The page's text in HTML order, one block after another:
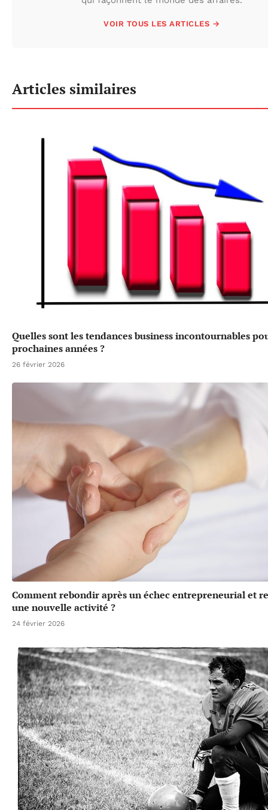
VOIR TOUS LES ARTICLES →
Articles similaires
Quelles sont les tendances business incontournables
prochaines années ?
26 février 2026
Comment rebondir après un échec entrepreneurial et
une nouvelle activité ?
24 février 2026